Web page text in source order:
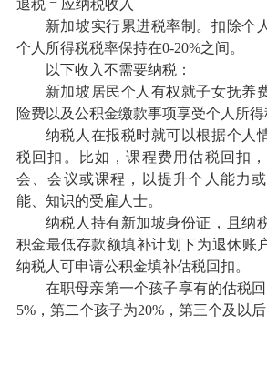
退税 = 应纳税收入
新加坡实行累进税率制。扣除个
个人所得税税率保持在0-20%之间。
以下收入不需要纳税：
新加坡居民个人有权就子女抚养
险费以及公积金缴款事项享受个人所得
纳税人在报税时就可以根据个人
税回扣。比如，课程费用估税回扣
会、会议或课程，以提升个人能力
能、知识的受雇人士。
纳税人持有新加坡身份证，且纳
积金最低存款额填补计划下为退休账
纳税人可申请公积金填补估税回扣。
在职母亲第一个孩子享有的估税
5%，第二个孩子为20%，第三个及以后